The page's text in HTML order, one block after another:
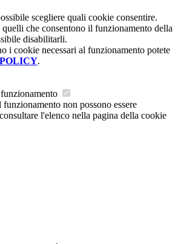
scegliere quali cookie consentire.
che consentono il funzionamento della
disabilitarli.
i cookie necessari al funzionamento potete
.
non possono essere
l'elenco nella pagina della cookie